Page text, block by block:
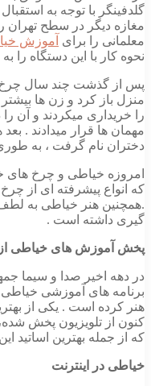
گلدفینگر با توجه به
مغازه دیگر در سطح تهران
معلمانی را برای آموزش
نحوه کار با این دستگاه را
پس از گذشت چند سال چرخ
منزل باز کرد و زن ها
را خریداری میکردند و آن
مهمان ها قرار میدادند .
دختران نام گرفت ، به
امروزه خیاطی و چرخ های
که انواع پیشرفته ای از
.همچنین هنر خیاطی به
گیری داشته است .
پخش آموزش های خیاطی از
در دهه اخیر صدا و سیما
برنامه های آموزشی
هنر کرده است . یکی از
کنون از تلویزیون پخش
که از جمله بهترین اساتید
خیاطی در اینترنت